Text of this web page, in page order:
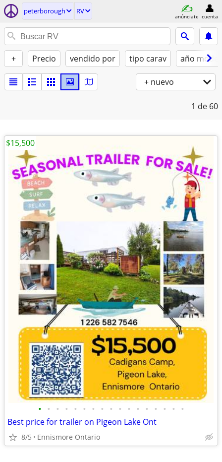
peterborough RV
anúnciate cuenta
+ Precio vendido por tipo carav año
+ nuevo
1 de 60
• • • • • • • • • • • • • • • • •
Best price for trailer on Pigeon Lake Ont
8/5 Ennismore Ontario
$15,500